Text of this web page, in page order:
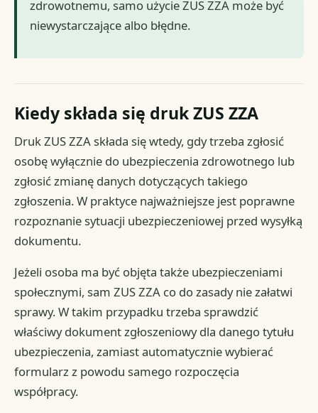
zdrowotnemu, samo użycie ZUS ZZA może być
niewystarczające albo błędne.
Kiedy składa się druk ZUS ZZA
Druk ZUS ZZA składa się wtedy, gdy trzeba zgłosić
osobę wyłącznie do ubezpieczenia zdrowotnego lub
zgłosić zmianę danych dotyczących takiego
zgłoszenia. W praktyce najważniejsze jest poprawne
rozpoznanie sytuacji ubezpieczeniowej przed wysyłką
dokumentu.
Jeżeli osoba ma być objęta także ubezpieczeniami
społecznymi, sam ZUS ZZA co do zasady nie załatwi
sprawy. W takim przypadku trzeba sprawdzić
właściwy dokument zgłoszeniowy dla danego tytułu
ubezpieczenia, zamiast automatycznie wybierać
formularz z powodu samego rozpoczęcia
współpracy.